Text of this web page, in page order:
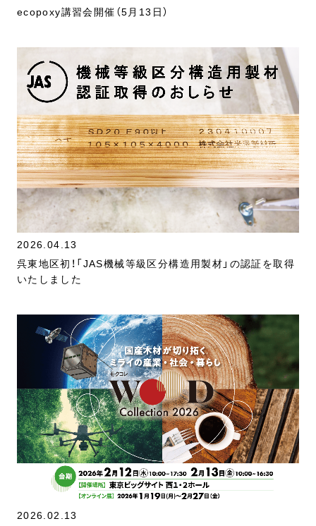
ecopoxy講習会開催（5月13日）
2026.04.13
呉東地区初！「JAS機械等級区分構造用製材」の認証を取得
いたしました
2026.02.13